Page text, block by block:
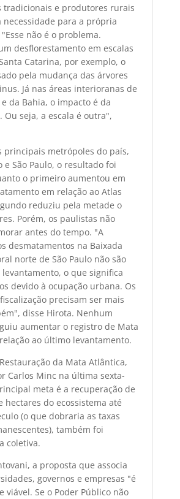
tradicionais e produtores rurais
necessidade para a própria
não é o problema.
desflorestamento em escalas
Catarina, por exemplo, o
pela mudança das árvores
Já nas áreas interioranas de
da Bahia, o impacto é da
Ou seja, a escala é outra",
principais metrópoles do país,
e São Paulo, o resultado foi
o primeiro aumentou em
em relação ao Atlas
reduziu pela metade o
Porém, os paulistas não
antes do tempo. "A
desmatamentos na Baixada
norte de São Paulo não são
o que significa
devido à ocupação urbana. Os
precisam ser mais
disse Hirota. Nenhum
aumentar o registro de Mata
ao último levantamento.
da Mata Atlântica,
Carlos Minc na última sexta-
meta é a recuperação de
hectares do ecossistema até
(o que dobraria as taxas
também foi
coletiva.
a proposta que associa
governos e empresas "é
viável. Se o Poder Público não